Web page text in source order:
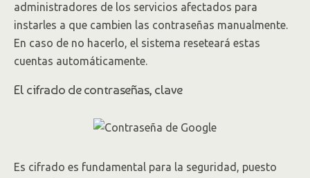
administradores de los servicios afectados para
instarles a que cambien las contraseñas manualmente.
En caso de no hacerlo, el sistema reseteará estas
cuentas automáticamente.
El cifrado de contraseñas, clave
Es cifrado es fundamental para la seguridad, puesto